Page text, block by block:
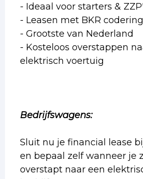
- Ideaal voor starters &
- Leasen met BKR
- Grootste van Nederland
- Kosteloos overstappen
elektrisch voertuig
Bedrijfswagens:
Sluit nu je financial lease
en bepaal zelf wanneer je
overstapt naar een